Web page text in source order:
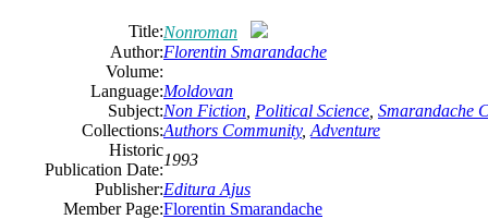
Title:Nonroman
Author:Florentin Smarandache
Volume:
Language:Moldovan
Subject:Non Fiction Political Science Smarandache
Collections:Authors Community, Adventure
Historic
Publication Date:
1993
Publisher:Editura Ajus
Member Page:Florentin Smarandache